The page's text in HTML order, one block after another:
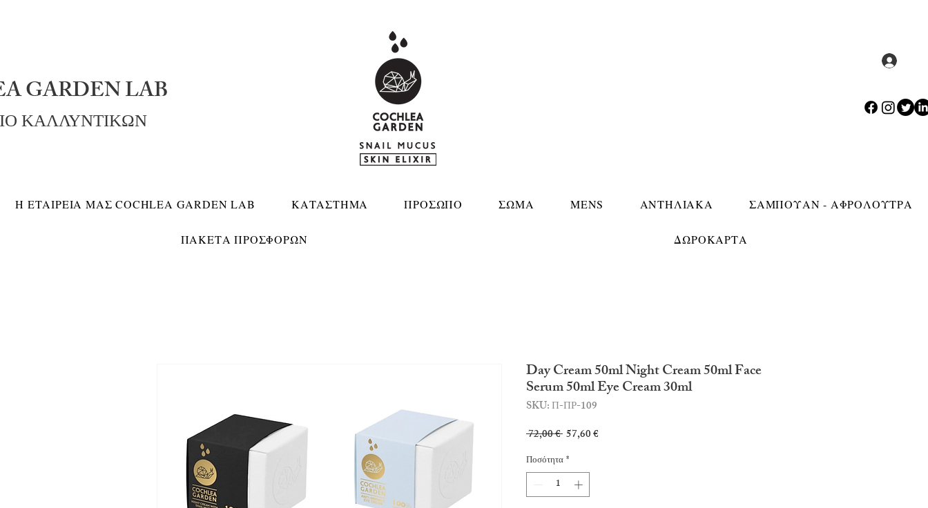
GARDEN LAB
ΚΑΛΛΥΝΤΙΚΩΝ
Η ΕΤΑΙΡΕΙΑ ΜΑΣ COCHLEA GARDEN LAB ΚΑΤΑΣΤΗΜΑ ΠΡΟΣΩΠΟ ΣΩΜΑ MENS ΑΝΤΗΛΙΑΚΑ ΣΑΜΠΟΥΑΝ - ΑΦΡΟΛΟΥΤΡΑ
ΠΑΚΕΤΑ ΠΡΟΣΦΟΡΩΝ ΔΩΡΟΚΑΡΤΑ
Day Cream 50ml Night Cream 50ml Face
Serum 50ml Eye Cream 30ml
SKU: Π-ΠΡ-109
72,00 € Κανονική
57,60 €
Ποσότητα*